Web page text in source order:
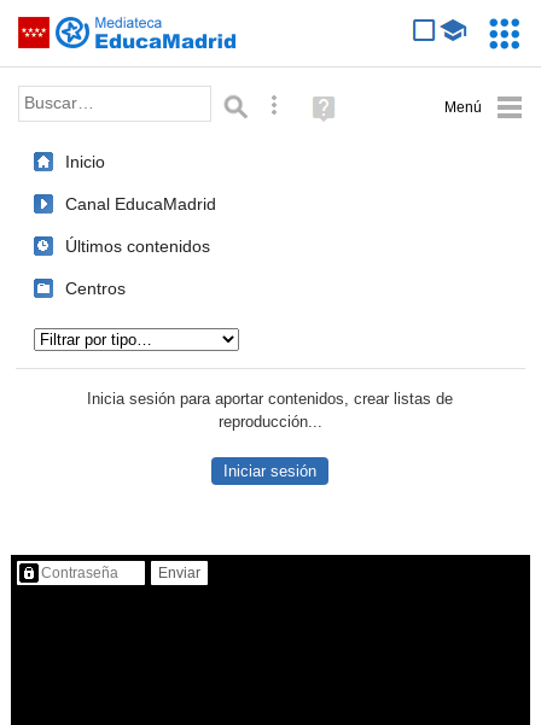
Saltar navegación
Palabra o frase: Búsqueda avanzada
Ayuda
(en
Inicio
Canal EducaMadrid
Últimos contenidos
Centros
Inicia sesión para aportar contenidos, crear listas de
reproducción...
Iniciar sesión
Contenido protegido…